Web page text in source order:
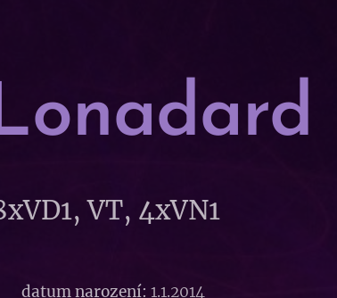
VT, 4xVN1
datum narození: 1.1.2014